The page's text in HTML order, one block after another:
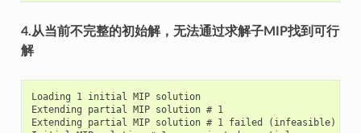
4.从当前不完整的初始解，无法通过求解子MIP找到可行
解
Loading 1 initial MIP solution
Extending partial MIP solution # 1
Extending partial MIP solution # 1 failed (infeasible)